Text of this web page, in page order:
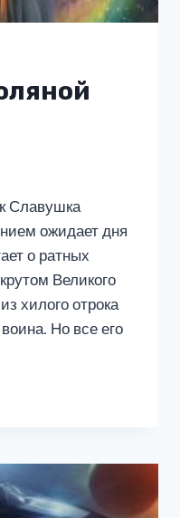
Славушка
ожидает дня
о ратных
Великого
хилого отрока
Но все его